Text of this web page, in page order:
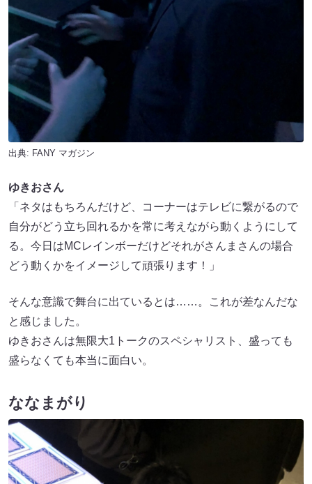
出典: FANY マガジン
ゆきおさん
「ネタはもちろんだけど、コーナーはテレビに繋がるので
自分がどう立ち回れるかを常に考えながら動くようにして
る。今日はMCレインボーだけどそれがさんまさんの場合
どう動くかをイメージして頑張ります！」
そんな意識で舞台に出ているとは……。これが差なんだな
と感じました。
ゆきおさんは無限大1トークのスペシャリスト、盛っても
盛らなくても本当に面白い。
ななまがり